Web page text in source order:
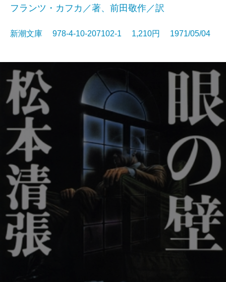
フランツ・カフカ／著、前田敬作／訳
新潮文庫 978-4-10-207102-1 1,210円 1971/05/04